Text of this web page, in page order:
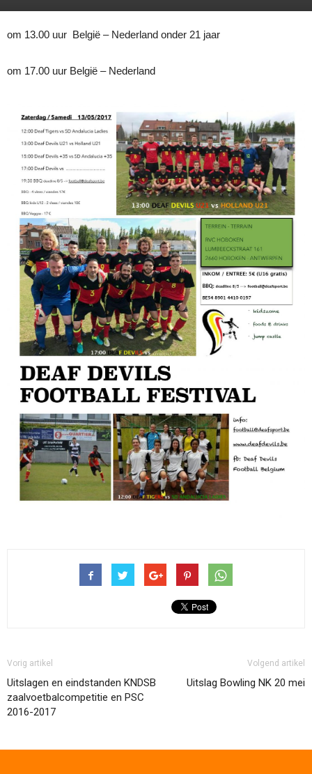
om 13.00 uur België – Nederland onder 21 jaar
om 17.00 uur België – Nederland
Vorig artikel
Uitslagen en eindstanden KNDSB
zaalvoetbalcompetitie en PSC
2016-2017
Volgend artikel
Uitslag Bowling NK 20 mei